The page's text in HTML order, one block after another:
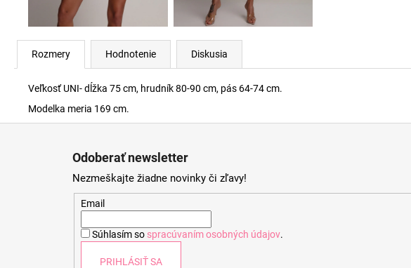
Rozmery Hodnotenie Diskusia
Veľkosť UNI- dĺžka 75 cm, hrudník 80-90 cm, pás 64-74 cm.
Modelka meria 169 cm.
Odoberať newsletter
Nezmeškajte žiadne novinky či zľavy!
Email
Súhlasím so spracúvaním osobných údajov.
PRIHLÁSIŤ SA